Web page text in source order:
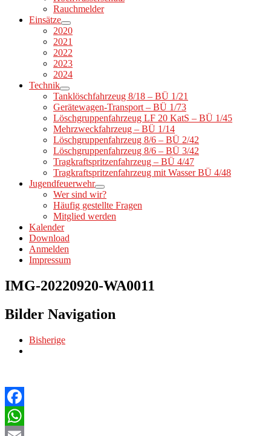
Rauchmelder
Einsätze
2020
2021
2022
2023
2024
Technik
Tanklöschfahrzeug 8/18 – BÜ 1/21
Gerätewagen-Transport – BÜ 1/73
Löschgruppenfahrzeug LF 20 KatS – BÜ 1/45
Mehrzweckfahrzeug – BÜ 1/14
Löschgruppenfahrzeug 8/6 – BÜ 2/42
Löschgruppenfahrzeug 8/6 – BÜ 3/42
Tragkraftspritzenfahrzeug – BÜ 4/47
Tragkraftspritzenfahrzeug mit Wasser BÜ 4/48
Jugendfeuerwehr
Wer sind wir?
Häufig gestellte Fragen
Mitglied werden
Kalender
Download
Anmelden
Impressum
IMG-20220920-WA0011
Bilder Navigation
Bisherige
Facebook